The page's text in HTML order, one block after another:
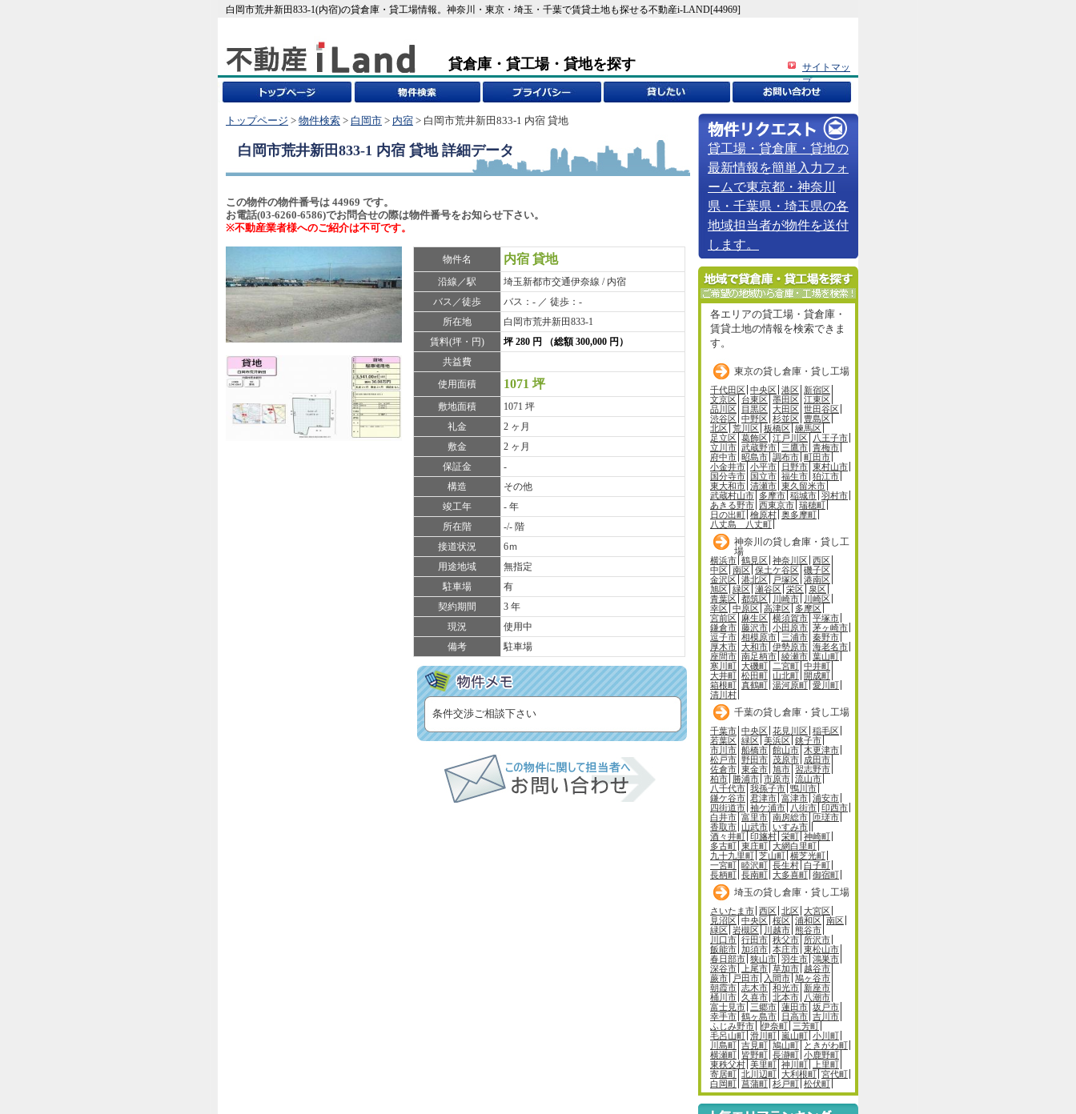
白岡市荒井新田833-1(内宿)の貸倉庫・貸工場情報。神奈川・東京・埼玉・千葉で賃貸土地も探せる不動産i-LAND[44969]
貸倉庫・貸工場・貸地を探す
サイトマッ
プ
トップページ > 物件検索 > 白岡市 > 内宿 > 白岡市荒井新田833-1 内宿 貸地
白岡市荒井新田833-1 内宿 貸地詳細データ
この物件の物件番号は 44969 です。
お電話(03-6260-6586)でお問合せの際は物件番号をお知らせ下さい。
※不動産業者様へのご紹介は不可です。
物件名 内宿 貸地
沿線／駅
埼玉新都市交通伊奈線 / 内宿
バス／徒歩
バス：- ／ 徒歩：-
所在地
白岡市荒井新田833-1
賃料(坪・円)
坪 280 円 （総額 300,000 円）
共益費
使用面積
1071 坪
敷地面積
1071 坪
礼金
2 ヶ月
敷金
2 ヶ月
保証金
-
構造
その他
竣工年
- 年
所在階
-/- 階
接道状況
6ｍ
用途地域
無指定
駐車場
有
契約期間
3 年
現況
使用中
備考
駐車場
条件交渉ご相談下さい
貸工場・貸倉庫・貸地の
最新情報を簡単入力フォ
ームで東京都・神奈川
県・千葉県・埼玉県の各
地域担当者が物件を送付
します。
各エリアの貸工場・貸倉庫・
賃貸土地の情報を検索できま
す。
東京の貸し倉庫・貸し工場
千代田区 中央区 港区 新宿区
文京区 台東区 墨田区 江東区
品川区 目黒区 大田区 世田谷区
渋谷区 中野区 杉並区 豊島区
北区 荒川区 板橋区 練馬区
足立区 葛飾区 江戸川区
八王子市
立川市 武蔵野市 三鷹市 青梅市
府中市 昭島市 調布市 町田市
小金井市 小平市 日野市 東村山市
国分寺市
国立市 福生市 狛江市
東大和市 清瀬市 東久留米市
武蔵村山市 多摩市 稲城市 羽村市
あきる野市 西東京市 瑞穂町
日の出町 檜原村 奥多摩町
八丈島 八丈町
神奈川の貸し倉庫・貸し工
場
横浜市 鶴見区 神奈川区 西区
中区 南区 保土ケ谷区 磯子区
金沢区 港北区 戸塚区 港南区
旭区 緑区 瀬谷区 栄区 泉区
青葉区 都筑区 川崎市
川崎区
幸区 中原区 高津区 多摩区
宮前区 麻生区 横須賀市 平塚市
鎌倉市 藤沢市 小田原市 茅ヶ崎市
逗子市 相模原市 三浦市 秦野市
厚木市 大和市 伊勢原市 海老名市
座間市 南足柄市 綾瀬市 葉山町
寒川町 大磯町 二宮町 中井町
大井町 松田町 山北町 開成町
箱根町 真鶴町 湯河原町 愛川町
清川村
千葉の貸し倉庫・貸し工場
千葉市 中央区 花見川区 稲毛区
若葉区 緑区 美浜区 銚子市
市川市 船橋市 館山市 木更津市
松戸市 野田市 茂原市 成田市
佐倉市 東金市 旭市 習志野市
柏市 勝浦市 市原市 流山市
八千代市 我孫子市 鴨川市
鎌ケ谷市 君津市 富津市 浦安市
四街道市 袖ケ浦市 八街市 印西市
白井市 富里市 南房総市 匝瑳市
香取市 山武市 いすみ市
酒々井町 印旛村 栄町 神崎町
多古町 東庄町 大網白里町
九十九里町 芝山町 横芝光町
一宮町 睦沢町 長生村 白子町
長柄町 長南町 大多喜町 御宿町
埼玉の貸し倉庫・貸し工場
さいたま市 西区 北区 大宮区
見沼区 中央区 桜区 浦和区 南区
緑区 岩槻区 川越市 熊谷市
川口市 行田市 秩父市 所沢市
飯能市 加須市 本庄市 東松山市
春日部市 狭山市 羽生市 鴻巣市
深谷市
上尾市 草加市 越谷市
蕨市
戸田市 入間市 鳩ヶ谷市
朝霞市 志木市 和光市 新座市
桶川市 久喜市 北本市
八潮市
富士見市 三郷市 蓮田市 坂戸市
幸手市 鶴ヶ島市 日高市 吉川市
ふじみ野市
伊奈町 三芳町
毛呂山町 滑川町 嵐山町 小川町
川島町 吉見町 鳩山町
ときがわ町
横瀬町 皆野町 長瀞町 小鹿野町
東秩父村 美里町 神川町
上里町
寄居町 北川辺町 大利根町 宮代町
白岡町 菖蒲町 杉戸町 松伏町